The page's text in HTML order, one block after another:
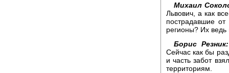
Михаил
Львович, а как
пострадавшие
регионы? Их
Борис Резник:
Сейчас как бы
и часть забот
территориям.